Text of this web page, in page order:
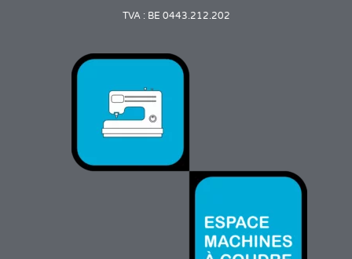
TVA : BE 0443.212.202